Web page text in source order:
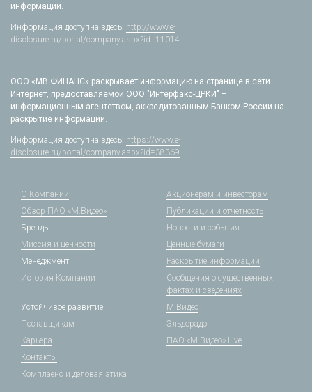
информации.
Информация доступна здесь: http://www.e-
disclosure.ru/portal/company.aspx?id=11014
ООО «МВ ФИНАНС» раскрывает информацию на странице в сети
Интернет, предоставляемой ООО "Интерфакс-ЦРКИ" –
информационным агентством, аккредитованным Банком России на
раскрытие информации.
Информация доступна здесь: https://www.e-
disclosure.ru/portal/company.aspx?id=38369
О Компании
Обзор ПАО «М.Видео»
Бренды
Миссия и ценности
Менеджмент
История Компании
Акционерам и инвесторам
Публикации и отчетность
Новости и события
Ценные бумаги
Раскрытие информации
Сообщения о существенных
фактах и сведениях
Устойчивое развитие
Поставщикам
Карьера
Контакты
Комплаенс и деловая этика
М.Видео
Эльдорадо
ПАО «М.Видео» Live